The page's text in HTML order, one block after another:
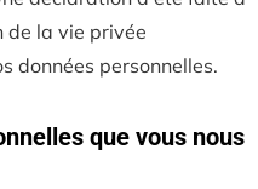
de la vie privée
données personnelles.
que vous nous